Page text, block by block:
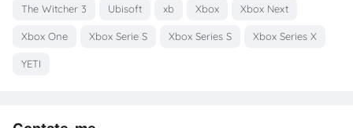
The Witcher 3 Ubisoft xb Xbox Xbox Next
Xbox One Xbox Serie S Xbox Series S Xbox Series X
YETI